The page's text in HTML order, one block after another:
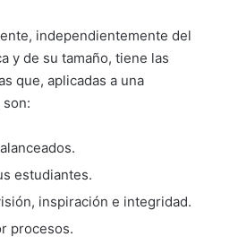
independientemente del
y de su tamaño, tiene las
que, aplicadas a una
estudiantes.
inspiración e integridad.
procesos.